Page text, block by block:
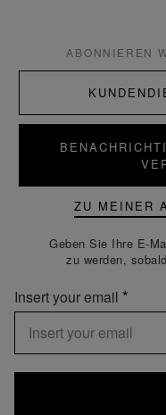
ABONNIEREN
ZU MEINER
Geben Sie Ihre E-
zu werden,
Insert your email